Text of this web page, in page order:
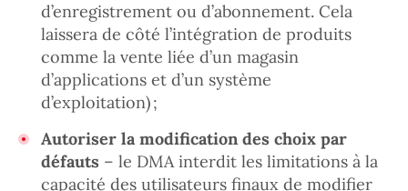
d’enregistrement ou d’abonnement. Cela
laissera de côté l’intégration de produits
comme la vente liée d’un magasin
d’applications et d’un système
d’exploitation) ;
Autoriser la modification des choix par
défauts – le DMA interdit les limitations à la
capacité des utilisateurs finaux de modifier